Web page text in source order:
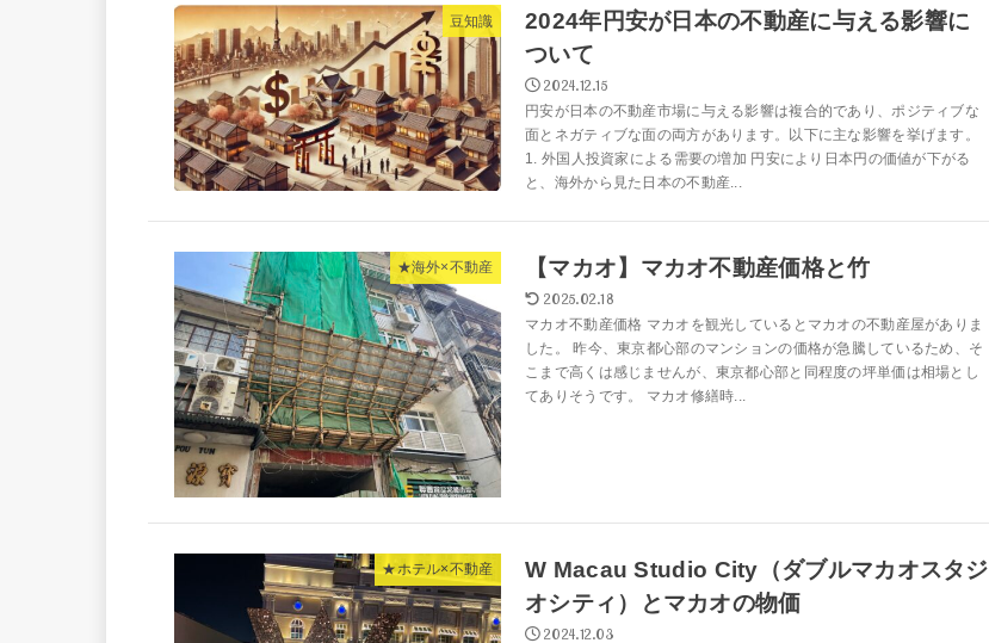
豆知識
2024年円安が日本の不動産に与える影響に
ついて
2024.12.15
円安が日本の不動産市場に与える影響は複合的であり、ポジティブな
面とネガティブな面の両方があります。以下に主な影響を挙げます。
1. 外国人投資家による需要の増加 円安により日本円の価値が下がる
と、海外から見た日本の不動産...
★海外×不動産 【マカオ】マカオ不動産価格と竹
2025.02.18
マカオ不動産価格 マカオを観光しているとマカオの不動産屋がありま
した。 昨今、東京都心部のマンションの価格が急騰しているため、そ
こまで高くは感じませんが、東京都心部と同程度の坪単価は相場とし
てありそうです。 マカオ修繕時...
★ホテル×不動産
W Macau Studio City（ダブルマカオスタジ
オシティ）とマカオの物価
2024.12.03